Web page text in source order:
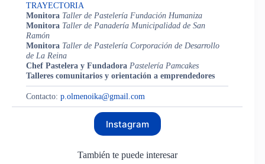
TRAYECTORIA
Monitora Taller de Pastelería Fundación Humaniza
Monitora Taller de Panadería Municipalidad de San
Ramón
Monitora Taller de Pastelería Corporación de Desarrollo
de La Reina
Chef Pastelera y Fundadora Pastelería Pamcakes
Talleres comunitarios y orientación a emprendedores
Contacto: p.olmenoika@gmail.com
Instagram
También te puede interesar